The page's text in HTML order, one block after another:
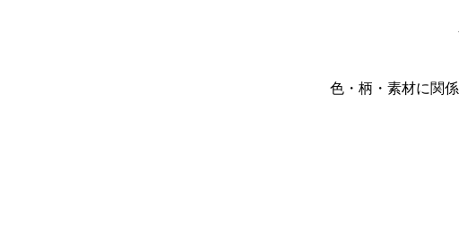
色・柄・素材に関